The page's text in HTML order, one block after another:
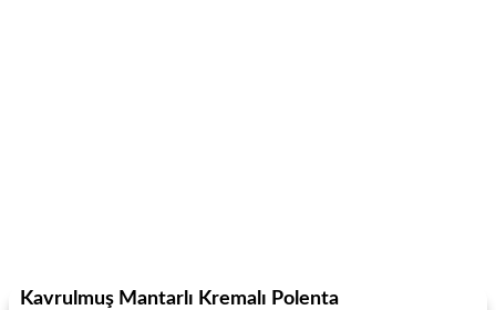
Kavrulmuş Mantarlı Kremalı Polenta